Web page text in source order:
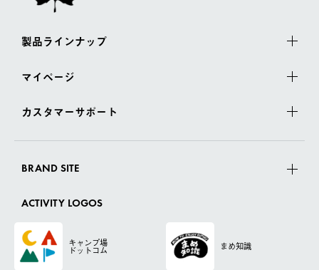
製品ラインナップ
マイページ
カスタマーサポート
BRAND SITE
ACTIVITY LOGOS
キャンプ場
ドットコム まめ知識